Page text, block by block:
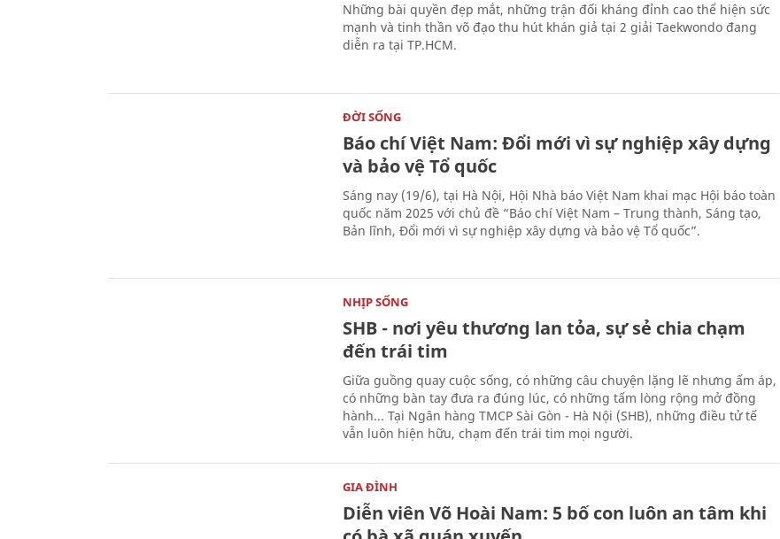
Những bài quyền đẹp mắt, những trận đối kháng đỉnh cao thể hiện sức
mạnh và tinh thần võ đạo thu hút khán giả tại 2 giải Taekwondo đang
diễn ra tại TP.HCM.
ĐỜI SỐNG
Báo chí Việt Nam: Đổi mới vì sự nghiệp xây dựng
và bảo vệ Tổ quốc
Sáng nay (19/6), tại Hà Nội, Hội Nhà báo Việt Nam khai mạc Hội báo toàn
quốc năm 2025 với chủ đề “Báo chí Việt Nam – Trung thành, Sáng tạo,
Bản lĩnh, Đổi mới vì sự nghiệp xây dựng và bảo vệ Tổ quốc”.
NHỊP SỐNG
SHB - nơi yêu thương lan tỏa, sự sẻ chia chạm
đến trái tim
Giữa guồng quay cuộc sống, có những câu chuyện lặng lẽ nhưng ấm áp,
có những bàn tay đưa ra đúng lúc, có những tấm lòng rộng mở đồng
hành... Tại Ngân hàng TMCP Sài Gòn - Hà Nội (SHB), những điều tử tế
vẫn luôn hiện hữu, chạm đến trái tim mọi người.
GIA ĐÌNH
Diễn viên Võ Hoài Nam: 5 bố con luôn an tâm khi